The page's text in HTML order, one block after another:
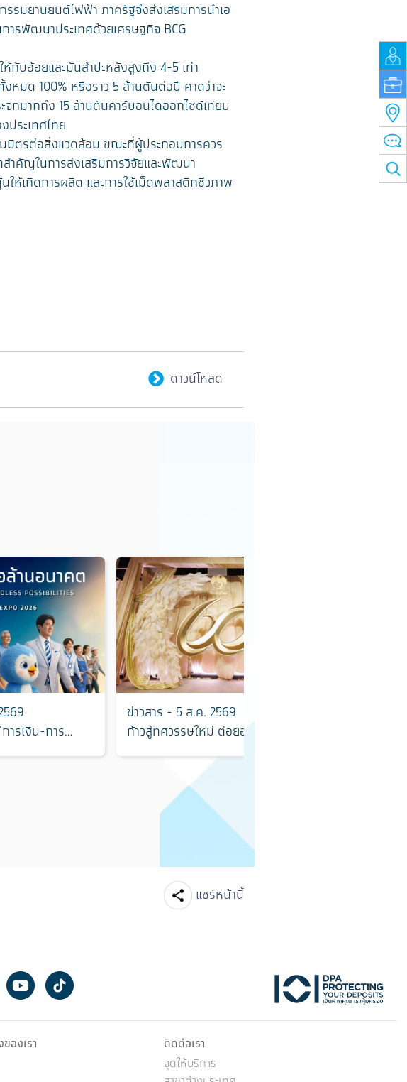
รมยานยนต์ไฟฟ้า ภาครัฐจึงส่งเสริมการนำเอ
รพัฒนาประเทศด้วยเศรษฐกิจ BCG
ห้กับอ้อยและมันสำปะหลังสูงถึง 4-5 เท่า
มด 100% หรือราว 5 ล้านตันต่อปี คาดว่าจะ
กมากถึง 15 ล้านตันคาร์บอนไดออกไซด์เทียบ
ประเทศไทย
นมิตรต่อสิ่งแวดล้อม ขณะที่ผู้ประกอบการควร
ำคัญในการส่งเสริมการวิจัยและพัฒนา
ห้เกิดการผลิต และการใช้เม็ดพลาสติกชีวภาพ
ดาวน์โหลด
ารเงิน-การ
ข่าวสาร - 5 ส.ค. 2569
ก้าวสู่ทศวรรษใหม่ ต่อยอด 60 ปีแห่ง
ขับเคลื่อนเศรษฐกิจไทยสู่การเติบโต
อย่างยั่งยืน
แชร์หน้านี้
Facebook
Line
YoutubeTiktok
องเรา
ติดต่อเรา
จุดให้บริการ